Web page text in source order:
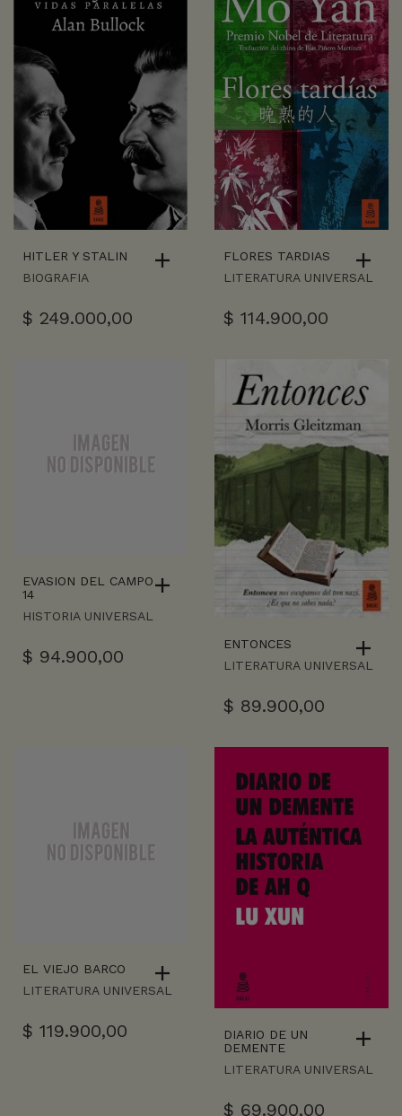
HITLER Y STALIN
BIOGRAFIA
$ 249.000,00
FLORES TARDIAS
LITERATURA UNIVERSAL
$ 114.900,00
EVASION DEL CAMPO
14
HISTORIA UNIVERSAL
$ 94.900,00
ENTONCES
LITERATURA UNIVERSAL
$ 89.900,00
EL VIEJO BARCO
LITERATURA UNIVERSAL
$ 119.900,00
DIARIO DE UN
DEMENTE
LITERATURA UNIVERSAL
$ 69.900,00